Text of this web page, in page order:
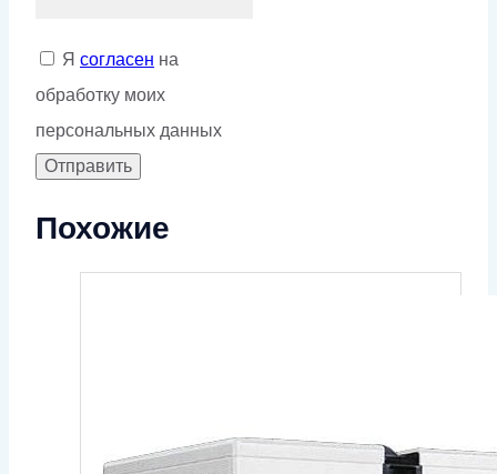
Я согласен на
обработку моих
персональных данных
Похожие